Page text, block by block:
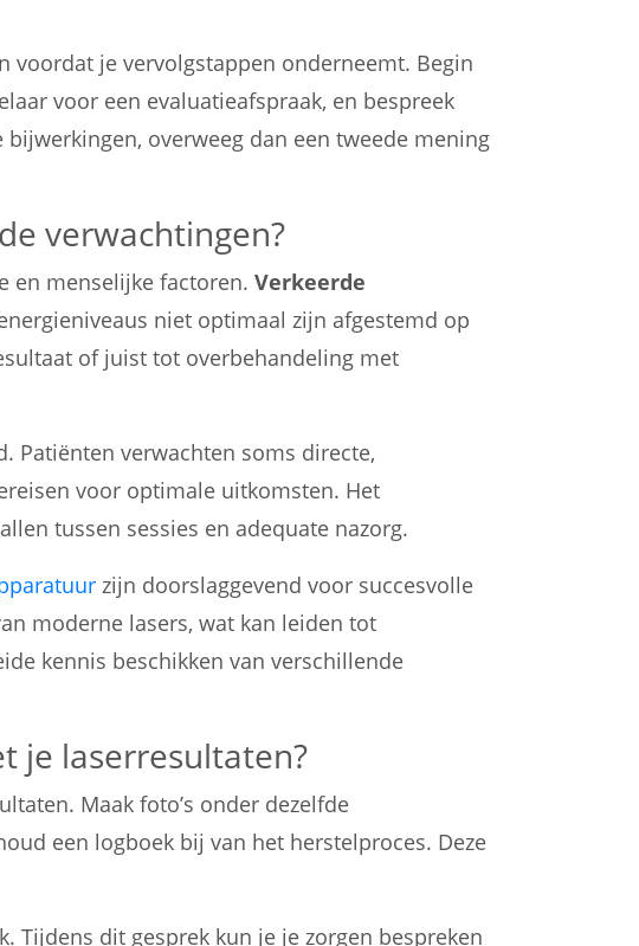
voordat je vervolgstappen onderneemt. Begin
voor een evaluatieafspraak, en bespreek
overweeg dan een tweede mening
verwachtingen?
en menselijke factoren. Verkeerde
niet optimaal zijn afgestemd op
of juist tot overbehandeling met
Patiënten verwachten soms directe,
voor optimale uitkomsten. Het
tussen sessies en adequate nazorg.
zijn doorslaggevend voor succesvolle
moderne lasers, wat kan leiden tot
kennis beschikken van verschillende
je laserresultaten?
Maak foto’s onder dezelfde
een logboek bij van het herstelproces. Deze
Tijdens dit gesprek kun je je zorgen bespreken